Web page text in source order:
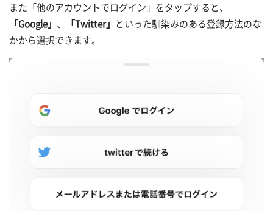
また「他のアカウントでログイン」をタップすると、
「Google」 、 「Twitter」 といった馴染みのある登録方法のな
かから選択できます。